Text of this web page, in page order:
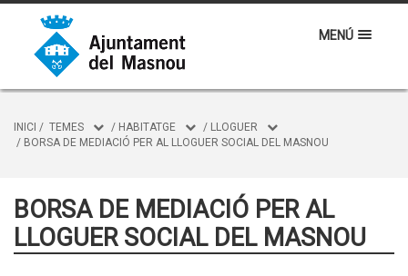
MENÚ
INICI / TEMES / HABITATGE / LLOGUER
/ BORSA DE MEDIACIÓ PER AL LLOGUER SOCIAL DEL MASNOU
BORSA DE MEDIACIÓ PER AL
LLOGUER SOCIAL DEL MASNOU